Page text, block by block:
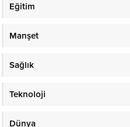
Eğitim
Manşet
Sağlık
Teknoloji
Dünya